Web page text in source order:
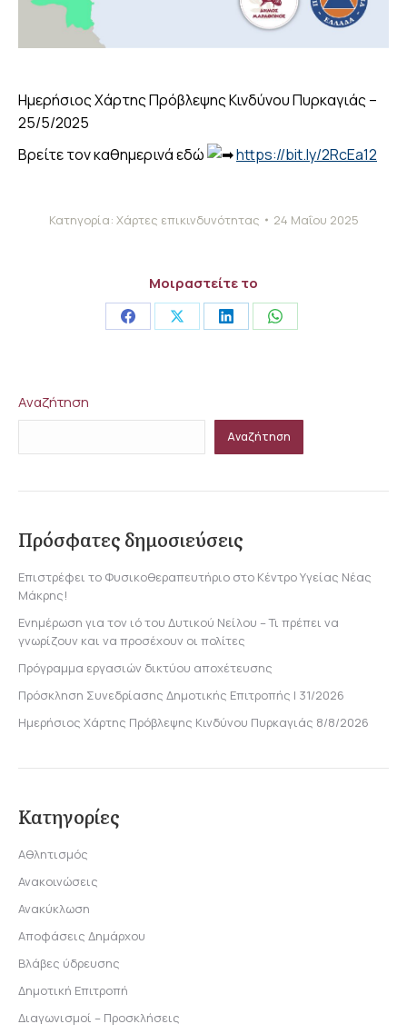
Ημερήσιος Χάρτης Πρόβλεψης Κινδύνου Πυρκαγιάς –
25/5/2025
Βρείτε τον καθημερινά εδώ
https://bit.ly/2RcEa12
Κατηγορία: Χάρτες επικινδυνότητας 24 Μαΐου 2025
Μοιραστείτε το
Share Share Share Share
Αναζήτηση
Αναζήτηση
Πρόσφατες δημοσιεύσεις
Επιστρέφει το Φυσικοθεραπευτήριο στο Κέντρο Υγείας Νέας
Μάκρης!
Ενημέρωση για τον ιό του Δυτικού Νείλου – Τι πρέπει να
γνωρίζουν και να προσέχουν οι πολίτες
Πρόγραμμα εργασιών δικτύου αποχέτευσης
Πρόσκληση Συνεδρίασης Δημοτικής Επιτροπής | 31/2026
Ημερήσιος Χάρτης Πρόβλεψης Κινδύνου Πυρκαγιάς 8/8/2026
Κατηγορίες
Αθλητισμός
Ανακοινώσεις
Ανακύκλωση
Αποφάσεις Δημάρχου
Βλάβες ύδρευσης
Δημοτική Επιτροπή
Διαγωνισμοί – Προσκλήσεις